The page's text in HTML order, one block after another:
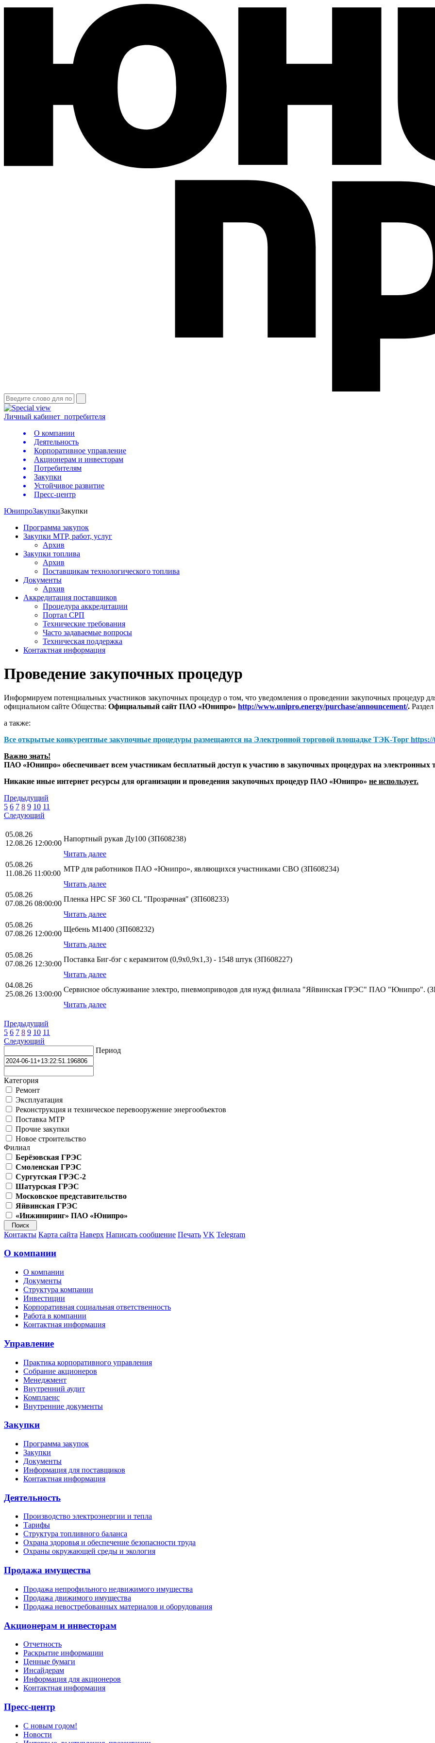
Личный кабинет потребителя
О компании
Деятельность
Корпоративное управление
Акционерам и инвесторам
Потребителям
Закупки
Устойчивое развитие
Пресс-центр
ЮнипроЗакупкиЗакупки
Программа закупок
Закупки МТР, работ, услуг
Архив
Закупки топлива
Архив
Поставщикам технологического топлива
Документы
Архив
Аккредитация поставщиков
Процедура аккредитации
Портал СРП
Технические требования
Часто задаваемые вопросы
Техническая поддержка
Контактная информация
Проведение закупочных процедур
Информируем потенциальных участников закупочных процедур о том, что уведомления о проведении закупочных
официальном сайте Общества: Официальный сайт ПАО «Юнипро» http://www.unipro.energy/purchase/announcement/.
а также:
Все открытые конкурентные закупочные процедуры размещаются на Электронной торговой площадке ТЭК-Торг
Важно знать!
ПАО «Юнипро» обеспечивает всем участникам бесплатный доступ к участию в закупочных процедурах на электронных
Никакие иные интернет ресурсы для организации и проведения закупочных процедур ПАО «Юнипро» не использует.
Предыдущий
5 6 7 8 9 10 11
Следующий
05.08.26
12.08.26 12:00:00
Напортный рукав Ду100 (ЗП608238)
Читать далее
05.08.26
11.08.26 11:00:00
МТР для работников ПАО «Юнипро», являющихся участниками СВО (ЗП608234)
Читать далее
05.08.26
07.08.26 08:00:00
Пленка HPС SF 360 CL "Прозрачная" (ЗП608233)
Читать далее
05.08.26
07.08.26 12:00:00
Щебень М1400 (ЗП608232)
Читать далее
05.08.26
07.08.26 12:30:00
Поставка Биг-бэг с керамзитом (0,9х0,9х1,3) - 1548 штук (ЗП608227)
Читать далее
04.08.26
25.08.26 13:00:00
Сервисное обслуживание электро, пневмоприводов для нужд филиала "Яйвинская ГРЭС" ПАО "Юнипро".
Читать далее
Предыдущий
5 6 7 8 9 10 11
Следующий
Период
Категория
Ремонт
Эксплуатация
Реконструкция и техническое перевооружение энергообъектов
Поставка МТР
Прочие закупки
Новое строительство
Филиал
Берёзовская ГРЭС
Смоленская ГРЭС
Сургутская ГРЭС-2
Шатурская ГРЭС
Московское представительство
Яйвинская ГРЭС
«Инжиниринг» ПАО «Юнипро»
Контакты Карта сайта Наверх Написать сообщение Печать VK Telegram
О компании
О компании
Документы
Структура компании
Инвестиции
Корпоративная социальная ответственность
Работа в компании
Контактная информация
Управление
Практика корпоративного управления
Собрание акционеров
Менеджмент
Внутренний аудит
Комплаенс
Внутренние документы
Закупки
Программа закупок
Закупки
Документы
Информация для поставщиков
Контактная информация
Деятельность
Производство электроэнергии и тепла
Тарифы
Структура топливного баланса
Охрана здоровья и обеспечение безопасности труда
Охраны окружающей среды и экология
Продажа имущества
Продажа непрофильного недвижимого имущества
Продажа движимого имущества
Продажа невостребованных материалов и оборудования
Акционерам и инвесторам
Отчетность
Раскрытие информации
Ценные бумаги
Инсайдерам
Информация для акционеров
Контактная информация
Пресс-центр
С новым годом!
Новости